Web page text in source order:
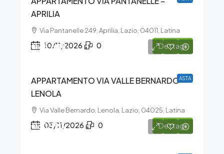
APRILIA
Via Pantanelle 249, Aprilia, Lazio, 04011, Latina
10/11/2026 0 Dettagli
ASTA
€75.608
APPARTAMENTO VIA VALLE BERNARDO –
LENOLA
Via Valle Bernardo, Lenola, Lazio, 04025, Latina
03/11/2026 0 Dettagli
€30.190